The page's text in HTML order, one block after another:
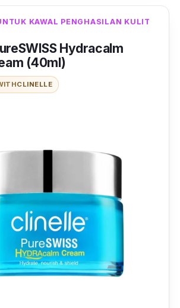
KAWAL PENGHASILAN KULIT
Hydracalm
(40ml)
CLINELLE